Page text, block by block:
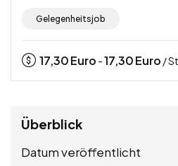
Gelegenheitsjob
17,30Euro -17,30Euro /
Überblick
Datum veröffentlicht